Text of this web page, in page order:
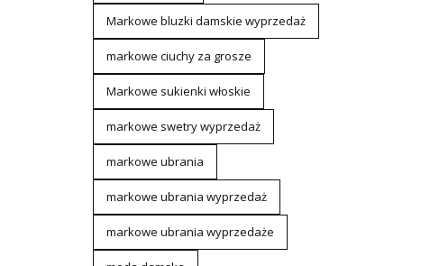
Markowe bluzki damskie wyprzedaż
markowe ciuchy za grosze
Markowe sukienki włoskie
markowe swetry wyprzedaż
markowe ubrania
markowe ubrania wyprzedaż
markowe ubrania wyprzedaże